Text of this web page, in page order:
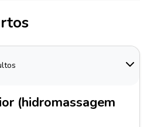
(hidromassagem